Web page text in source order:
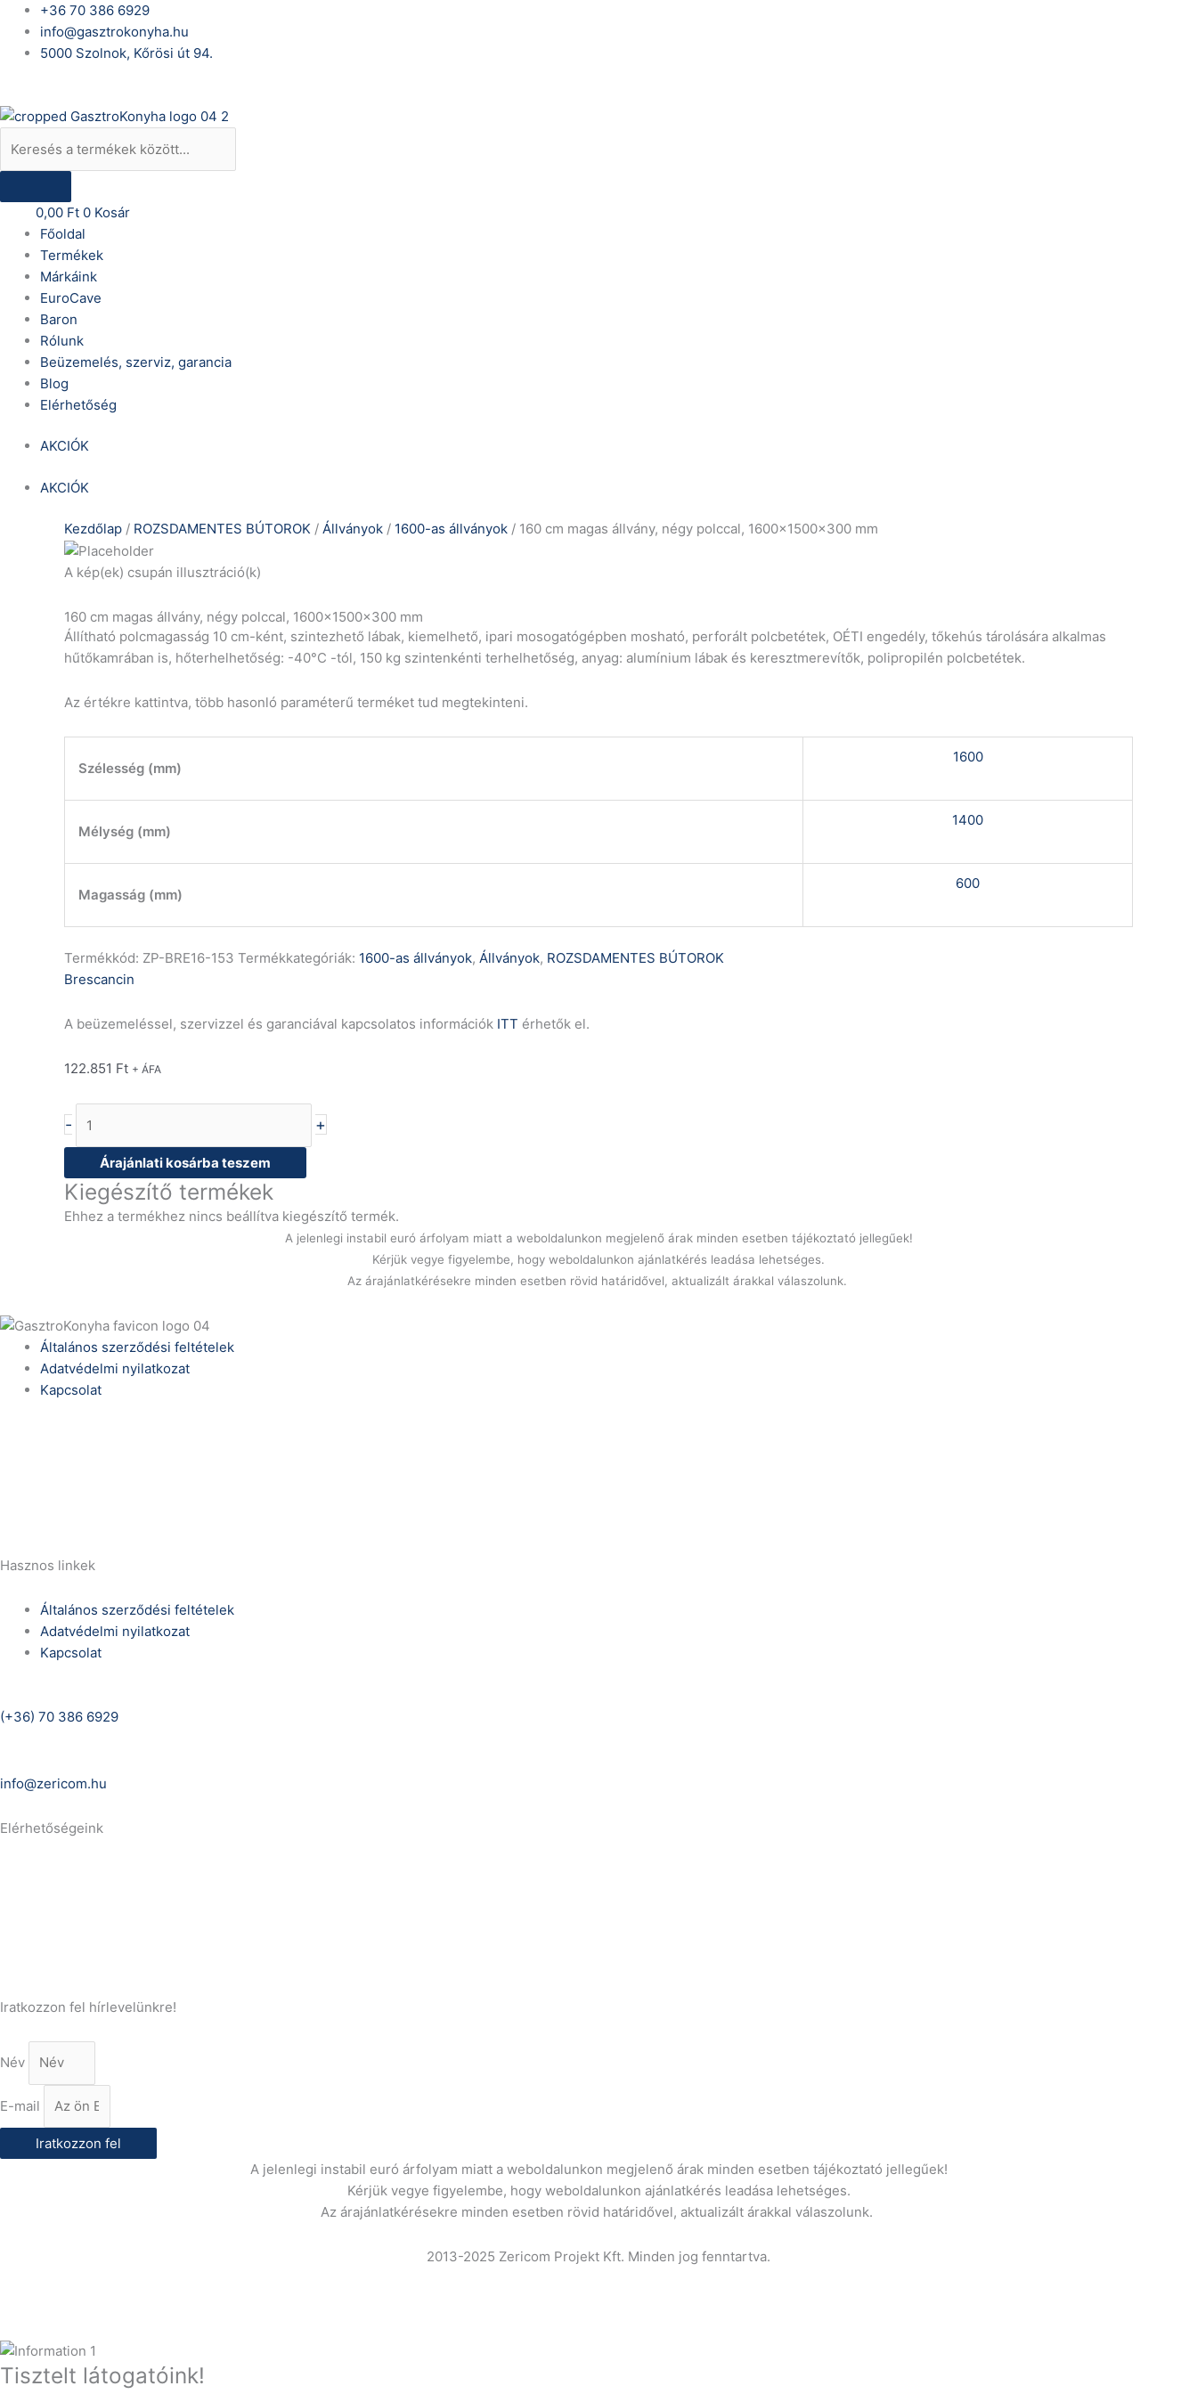
Skip
content
+36 70 386 6929
info@gasztrokonyha.hu
5000 Szolnok, Kőrösi út 94.
Products
search
0,00 Ft 0 Kosár
Főoldal
Termékek
Márkáink
EuroCave
Baron
Rólunk
Beüzemelés, szerviz, garancia
Blog
Elérhetőség
AKCIÓK
AKCIÓK
Kezdőlap / ROZSDAMENTES BÚTOROK / Állványok / 1600-as állványok / 160 cm magas állvány, négy polccal, 1600x1500x300 mm
A kép(ek) csupán illusztráció(k)
160 cm magas állvány, négy polccal, 1600x1500x300 mm
Állítható polcmagasság 10 cm-ként, szintezhető lábak, kiemelhető, ipari mosogatógépben mosható, perforált polcbetétek, OÉTI engedély, tőkehús tárolására alkalmas
hűtőkamrában is, hőterhelhetőség: -40°C -tól, 150 kg szintenkénti terhelhetőség, anyag: alumínium lábak és keresztmerevítők, polipropilén polcbetétek.
Az értékre kattintva, több hasonló paraméterű terméket tud megtekinteni.
Szélesség (mm)
1600
Mélység (mm)
1400
Magasság (mm)
600
Termékkód: ZP-BRE16-153 Termékkategóriák: 1600-as állványok, Állványok, ROZSDAMENTES BÚTOROK
Brescancin
A beüzemeléssel, szervizzel és garanciával kapcsolatos információk ITT érhetők el.
122.851 Ft + ÁFA
-
160
cm
magas
polccal,
mm
+
Árajánlati kosárba teszem
Kiegészítő termékek
Ehhez a termékhez nincs beállítva kiegészítő termék.
A jelenlegi instabil euró árfolyam miatt a weboldalunkon megjelenő árak minden esetben tájékoztató jellegűek!
Kérjük vegye figyelembe, hogy weboldalunkon ajánlatkérés leadása lehetséges.
Az árajánlatkérésekre minden esetben rövid határidővel, aktualizált árakkal válaszolunk.
Általános szerződési feltételek
Adatvédelmi nyilatkozat
Kapcsolat
Hasznos linkek
Általános szerződési feltételek
Adatvédelmi nyilatkozat
Kapcsolat
(+36) 70 386 6929
info@zericom.hu
Elérhetőségeink
Iratkozzon fel hírlevelünkre!
Név
E-mail
Iratkozzon fel
A jelenlegi instabil euró árfolyam miatt a weboldalunkon megjelenő árak minden esetben tájékoztató jellegűek!
Kérjük vegye figyelembe, hogy weboldalunkon ajánlatkérés leadása lehetséges.
Az árajánlatkérésekre minden esetben rövid határidővel, aktualizált árakkal válaszolunk.
2013-2025 Zericom Projekt Kft. Minden jog fenntartva.
Tisztelt látogatóink!